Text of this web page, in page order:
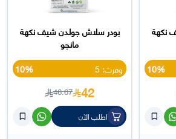
نكهة
10%
بودر سلاش جولدن شيف نكهة
مانجو
وفرت: 5
10%
42
46.67
اطلب الآن